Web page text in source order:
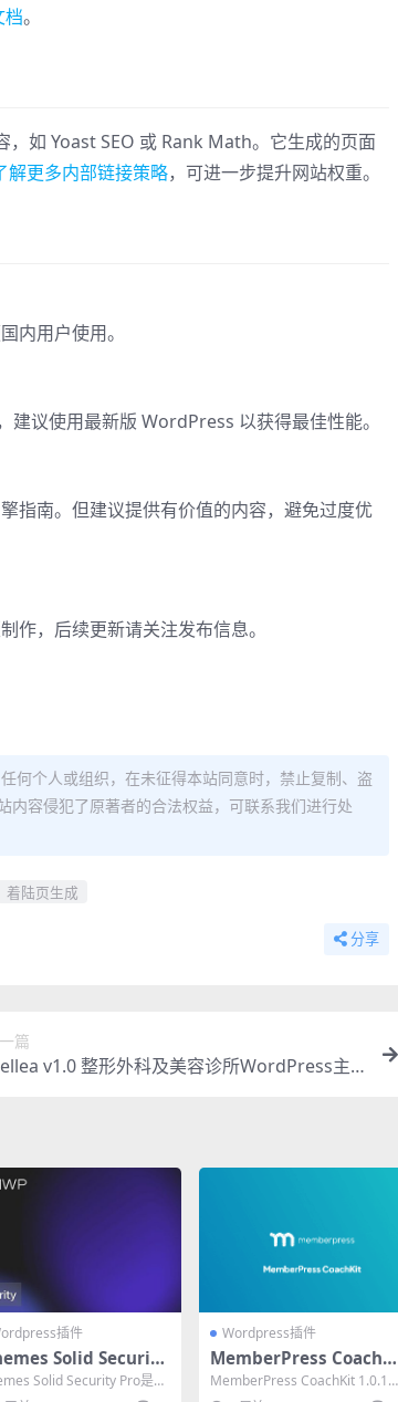
档。
如 Yoast SEO 或 Rank Math。它生成的页面
解更多内部链接策略，可进一步提升网站权重。
内用户使用。
议使用最新版 WordPress 以获得最佳性能。
指南。但建议提供有价值的内容，避免过度优
作，后续更新请关注发布信息。
何个人或组织，在未征得本站同意时，禁止复制、盗
内容侵犯了原著者的合法权益，可联系我们进行处
着陆页生成
分享
篇
v1.0 整形外科及美容诊所WordPress主
插件
Solid Security
v9.0.5 必备WordPre
全插件
Solid Security Pro是一
业的WordPres...
Wordpress插件
MemberPress CoachKi
t 1.0.18 官方插件：终极
教练客户管理一体化工具
MemberPress CoachKit 1.0.18
是官方付费增值插件，实现...